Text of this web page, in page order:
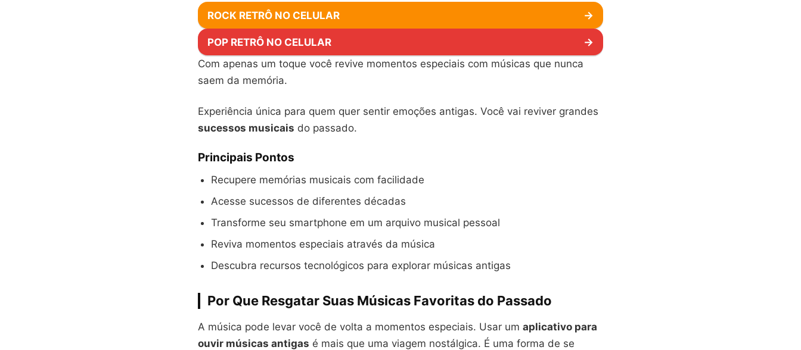
ROCK RETRÔ NO CELULAR →
POP RETRÔ NO CELULAR →
Com apenas um toque você revive momentos especiais com músicas que nunca
saem da memória.
Experiência única para quem quer sentir emoções antigas. Você vai reviver grandes
sucessos musicais do passado.
Principais Pontos
Recupere memórias musicais com facilidade
Acesse sucessos de diferentes décadas
Transforme seu smartphone em um arquivo musical pessoal
Reviva momentos especiais através da música
Descubra recursos tecnológicos para explorar músicas antigas
Por Que Resgatar Suas Músicas Favoritas do Passado
A música pode levar você de volta a momentos especiais. Usar um aplicativo para
ouvir músicas antigas é mais que uma viagem nostálgica. É uma forma de se